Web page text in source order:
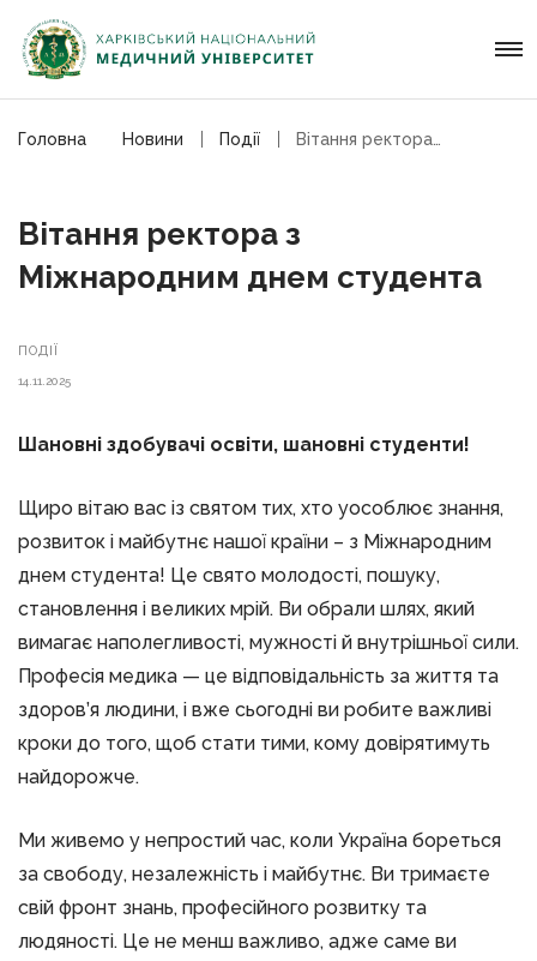
Головна Новини Події
Вітання ректора з
Міжнародним днем студента
ПОДІЇ
14.11.2025
Шановні здобувачі освіти, шановні студенти!
Щиро вітаю вас із святом тих, хто уособлює знання,
розвиток і майбутнє нашої країни – з Міжнародним
днем студента! Це свято молодості, пошуку,
становлення і великих мрій. Ви обрали шлях, який
вимагає наполегливості, мужності й внутрішньої сили.
Професія медика — це відповідальність за життя та
здоров’я людини, і вже сьогодні ви робите важливі
кроки до того, щоб стати тими, кому довірятимуть
найдорожче.
Ми живемо у непростий час, коли Україна бореться
за свободу, незалежність і майбутнє. Ви тримаєте
свій фронт знань, професійного розвитку та
людяності. Це не менш важливо, адже саме ви